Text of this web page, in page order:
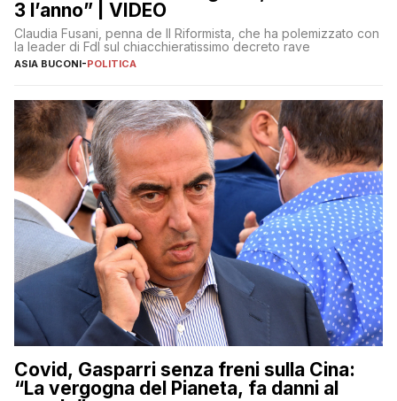
3 l’anno” | VIDEO
Claudia Fusani, penna de Il Riformista, che ha polemizzato con
la leader di FdI sul chiacchieratissimo decreto rave
ASIA BUCONI-POLITICA
Covid, Gasparri senza freni sulla Cina:
“La vergogna del Pianeta, fa danni al